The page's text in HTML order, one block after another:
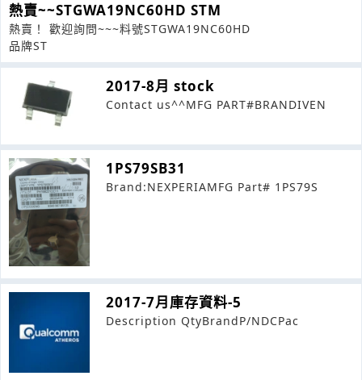
熱賣~~STGWA19NC60HD STM
熱賣！ 歡迎詢問~~~料號STGWA19NC60HD
品牌ST
2017-8月 stock
Contact us^^MFG PART#BRANDIVEN
1PS79SB31
Brand:NEXPERIAMFG Part# 1PS79S
2017-7月庫存資料-5
Description QtyBrandP/NDCPac